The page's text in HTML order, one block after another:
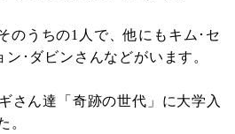
のうちの1人で、他にもキム･セ
･ダビンさんなどがいます。
さん達「奇跡の世代」に大学入
。